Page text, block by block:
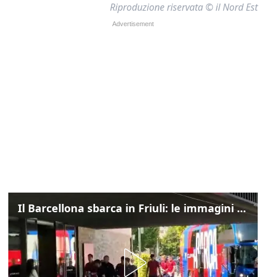
Riproduzione riservata © il Nord Est
Il Barcellona sbarca in Friuli: le immagini dell'arrivo in albergo